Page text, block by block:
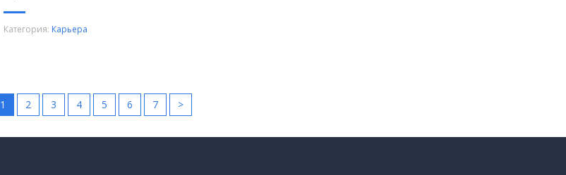
Категория: Карьера
1 2 3 4 5 6 7 >